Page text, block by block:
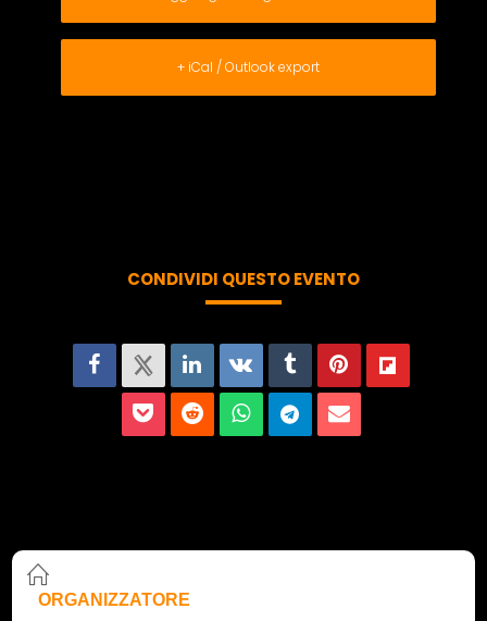
+ iCal / Outlook export
CONDIVIDI QUESTO EVENTO
ORGANIZZATORE